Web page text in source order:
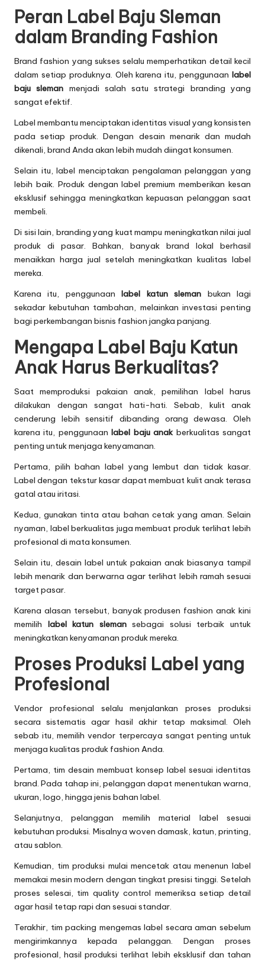
Peran Label Baju Sleman
dalam Branding Fashion
Brand fashion yang sukses selalu memperhatikan detail kecil
dalam setiap produknya. Oleh karena itu, penggunaan label
baju sleman menjadi salah satu strategi branding yang
sangat efektif.
Label membantu menciptakan identitas visual yang konsisten
pada setiap produk. Dengan desain menarik dan mudah
dikenali, brand Anda akan lebih mudah diingat konsumen.
Selain itu, label menciptakan pengalaman pelanggan yang
lebih baik. Produk dengan label premium memberikan kesan
eksklusif sehingga meningkatkan kepuasan pelanggan saat
membeli.
Di sisi lain, branding yang kuat mampu meningkatkan nilai jual
produk di pasar. Bahkan, banyak brand lokal berhasil
menaikkan harga jual setelah meningkatkan kualitas label
mereka.
Karena itu, penggunaanlabel katun sleman bukan lagi
sekadar kebutuhan tambahan, melainkan investasi penting
bagi perkembangan bisnis fashion jangka panjang.
Mengapa Label Baju Katun
Anak Harus Berkualitas?
Saat memproduksi pakaian anak, pemilihan label harus
dilakukan dengan sangat hati-hati. Sebab, kulit anak
cenderung lebih sensitif dibanding orang dewasa. Oleh
karena itu, penggunaanlabel baju anakberkualitas sangat
penting untuk menjaga kenyamanan.
Pertama, pilih bahan label yang lembut dan tidak kasar.
Label dengan tekstur kasar dapat membuat kulit anak terasa
gatal atau iritasi.
Kedua, gunakan tinta atau bahan cetak yang aman. Selain
nyaman, label berkualitas juga membuat produk terlihat lebih
profesional di mata konsumen.
Selain itu, desain label untuk pakaian anak biasanya tampil
lebih menarik dan berwarna agar terlihat lebih ramah sesuai
target pasar.
Karena alasan tersebut, banyak produsen fashion anak kini
memilih label katun slemansebagai solusi terbaik untuk
meningkatkan kenyamanan produk mereka.
Proses Produksi Label yang
Profesional
Vendor profesional selalu menjalankan proses produksi
secara sistematis agar hasil akhir tetap maksimal. Oleh
sebab itu, memilih vendor terpercaya sangat penting untuk
menjaga kualitas produk fashion Anda.
Pertama, tim desain membuat konsep label sesuai identitas
brand. Pada tahap ini, pelanggan dapat menentukan warna,
ukuran, logo, hingga jenis bahan label.
Selanjutnya, pelanggan memilih material label sesuai
kebutuhan produksi. Misalnya woven damask, katun, printing,
atau sablon.
Kemudian, tim produksi mulai mencetak atau menenun label
memakai mesin modern dengan tingkat presisi tinggi. Setelah
proses selesai, tim quality control memeriksa setiap detail
agar hasil tetap rapi dan sesuai standar.
Terakhir, tim packing mengemas label secara aman sebelum
mengirimkannya kepada pelanggan. Dengan proses
profesional, hasil produksi terlihat lebih eksklusif dan tahan